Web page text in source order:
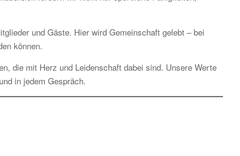
und Gäste. Hier wird Gemeinschaft gelebt – bei
können.
die mit Herz und Leidenschaft dabei sind. Unsere Werte
in jedem Gespräch.